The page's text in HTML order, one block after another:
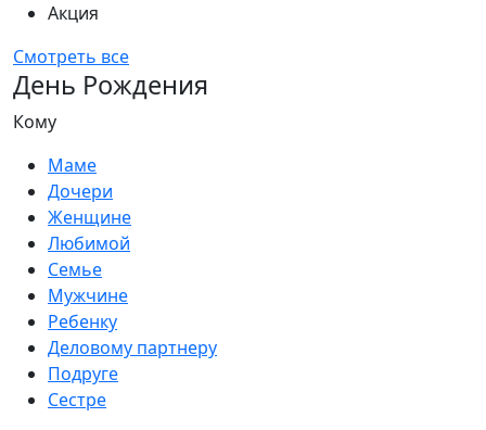
Акция
Смотреть все
День Рождения
Кому
Маме
Дочери
Женщине
Любимой
Семье
Мужчине
Ребенку
Деловому партнеру
Подруге
Сестре